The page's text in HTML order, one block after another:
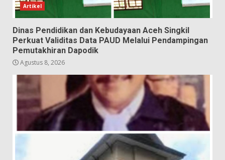
Artikel
Dinas Pendidikan dan Kebudayaan Aceh Singkil
Perkuat Validitas Data PAUD Melalui Pendampingan
Pemutakhiran Dapodik
Agustus 8, 2026